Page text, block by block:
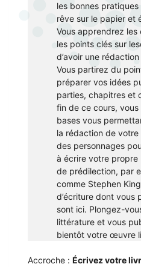
Livres audio
JE N'AI PAS DE COMPTE
Je me préinscris
J'AI BESOIN D'AIDE
Aide à la connexion
J'ai oublié mon mot de passe
les bonnes
rêve sur le papier et
Vous apprendrez
les points clés sur
d’avoir une
Vous partirez du
préparer vos idées
parties, chapitres et
fin de ce cours,
bases vous
la rédaction de
des personnages
à écrire votre
de prédilection, par
comme Stephen
d’écriture dont vous
sont ici. Plongez-
littérature et vous
bientôt votre œuvre
Accroche : Écrivez votre